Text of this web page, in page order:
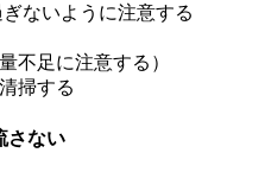
ないように注意する
不足に注意する）
掃する
さない